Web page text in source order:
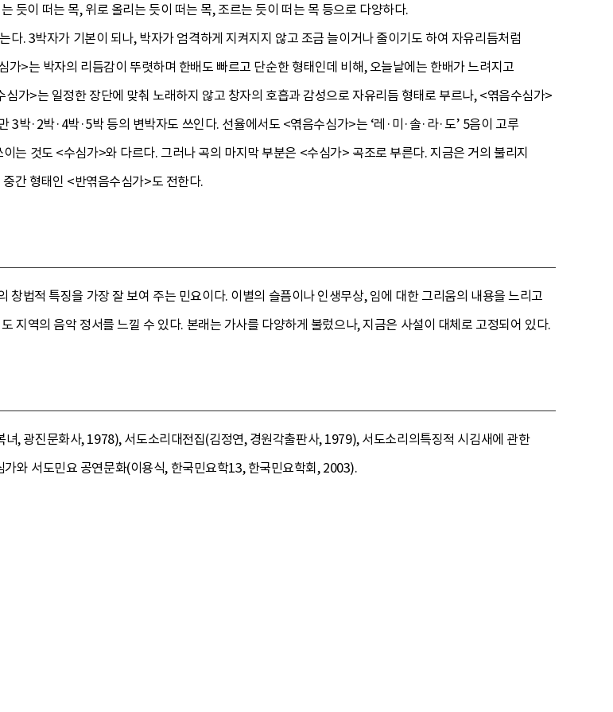
듯이 떠는 목, 위로 올리는 듯이 떠는 목, 조르는 듯이 떠는 목 등으로 다양하다.
다. 3박자가 기본이 되나, 박자가 엄격하게 지켜지지 않고 조금 늘이거나 줄이기도 하여 자유리듬처럼
>는 박자의 리듬감이 뚜렷하며 한배도 빠르고 단순한 형태인데 비해, 오늘날에는 한배가 느려지고
가>는 일정한 장단에 맞춰 노래하지 않고 창자의 호흡과 감성으로 자유리듬 형태로 부르나, <엮음수심가>
박·2박·4박·5박 등의 변박자도 쓰인다. 선율에서도 <엮음수심가>는 ‘레·미·솔·라·도’ 5음이 고루
는 것도 <수심가>와 다르다. 그러나 곡의 마지막 부분은 <수심가> 곡조로 부른다. 지금은 거의 불리지
간 형태인 <반엮음수심가>도 전한다.
창법적 특징을 가장 잘 보여 주는 민요이다. 이별의 슬픔이나 인생무상, 임에 대한 그리움의 내용을 느리고
지역의 음악 정서를 느낄 수 있다. 본래는 가사를 다양하게 불렀으나, 지금은 사설이 대체로 고정되어 있다.
, 광진문화사, 1978), 서도소리대전집(김정연, 경원각출판사, 1979), 서도소리의특징적 시김새에 관한
와 서도민요 공연문화(이용식, 한국민요학13, 한국민요학회, 2003).